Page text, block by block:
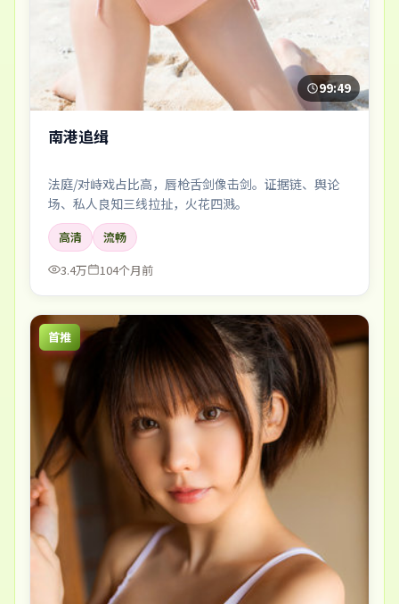
99:49
南港追缉
法庭/对峙戏占比高，唇枪舌剑像击剑。证据链、舆论
场、私人良知三线拉扯，火花四溅。
高清
流畅
3.4万
104个月前
首推